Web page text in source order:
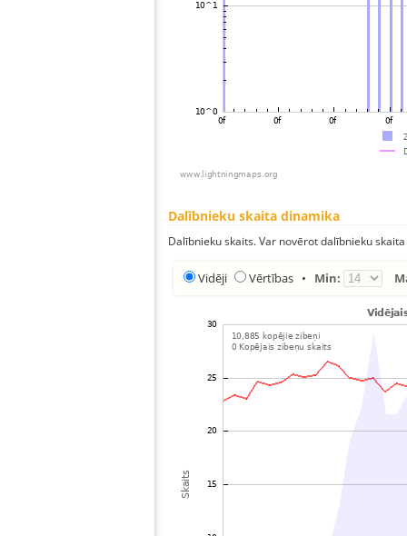
Dalībnieku skaita dinamika
Dalībnieku skaits. Var novērot dalībnieku
Vidēji Vērtības • Min: